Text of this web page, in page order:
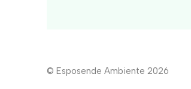
© Esposende Ambiente 2026